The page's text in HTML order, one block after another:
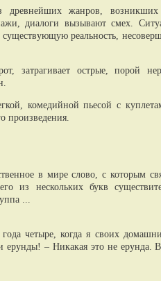
жанров,
диалоги вызывают смех.
существующую реальность,
затрагивает острые, порой
комедийной пьесой с
произведения.
в мире слово, с которым
из нескольких букв
...
четыре, когда я своих
– Никакая это не ерунда.